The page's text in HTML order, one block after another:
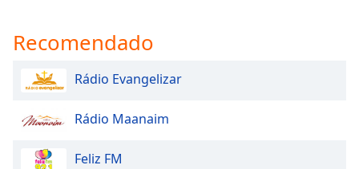
Recomendado
Rádio Evangelizar
Rádio Maanaim
Feliz FM